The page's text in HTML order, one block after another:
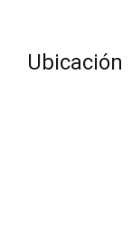
Ubicación